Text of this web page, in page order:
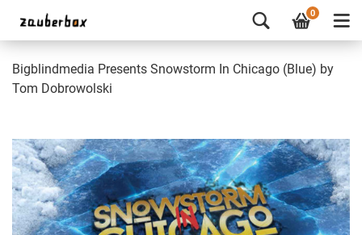
0
Bigblindmedia Presents Snowstorm In Chicago (Blue) by
Tom Dobrowolski